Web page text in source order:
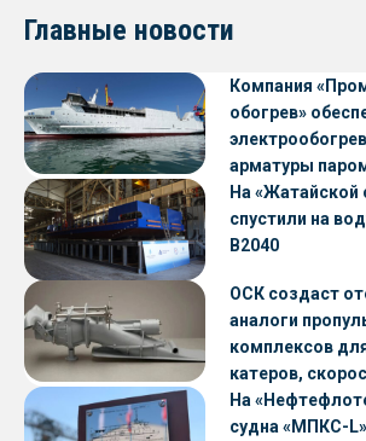
Главные новости
Компания
обогрев»
арматуры
На «Жатайской
спустили на
В2040
ОСК создаст
аналоги
комплексов
катеров,
судов с малой
На
судна «МПКС-